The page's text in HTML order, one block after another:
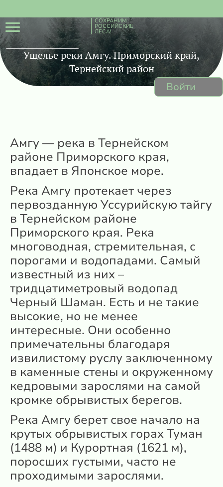
Ущелье реки Амгу. Приморский край,
Тернейский район
Амгу — река в Тернейском
районе Приморского края,
впадает в Японское море.
Река Амгу протекает через
первозданную Уссурийскую тайгу
в Тернейском районе
Приморского края. Река
многоводная, стремительная, с
порогами и водопадами. Самый
известный из них –
тридцатиметровый водопад
Черный Шаман. Есть и не такие
высокие, но не менее
интересные. Они особенно
примечательны благодаря
извилистому руслу заключенному
в каменные стены и окруженному
кедровыми зарослями на самой
кромке обрывистых берегов.
Река Амгу берет свое начало на
крутых обрывистых горах Туман
(1488 м) и Курортная (1621 м),
поросших густыми, часто не
проходимыми зарослями.
Войти
СОХРАНИМ
РОССИЙСКИЕ
ЛЕСА!